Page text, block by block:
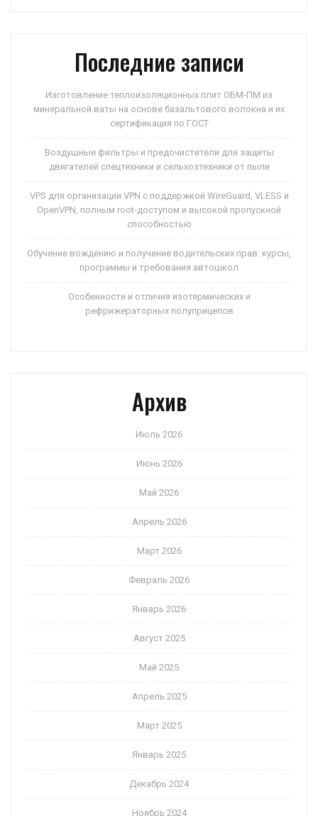
ni
ki
ть
Последние записи
Изготовление теплоизоляционных плит ОБМ-ПМ из
минеральной ваты на основе базальтового волокна и их
сертификация по ГОСТ
Воздушные фильтры и предочистители для защиты
двигателей спецтехники и сельхозтехники от пыли
VPS для организации VPN с поддержкой WireGuard, VLESS и
OpenVPN, полным root-доступом и высокой пропускной
способностью
Обучение вождению и получение водительских прав: курсы,
программы и требования автошкол
Особенности и отличия изотермических и
рефрижераторных полуприцепов
Архив
Июль 2026
Июнь 2026
Май 2026
Апрель 2026
Март 2026
Февраль 2026
Январь 2026
Август 2025
Май 2025
Апрель 2025
Март 2025
Январь 2025
Декабрь 2024
Ноябрь 2024